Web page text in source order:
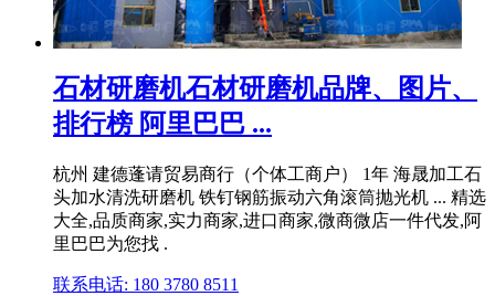
石材研磨机石材研磨机品牌、图片、
排行榜 阿里巴巴 ...
杭州 建德蓬请贸易商行（个体工商户） 1年 海晟加工石
头加水清洗研磨机 铁钉钢筋振动六角滚筒抛光机 ... 精选
大全,品质商家,实力商家,进口商家,微商微店一件代发,阿
里巴巴为您找 .
联系电话: 180 3780 8511